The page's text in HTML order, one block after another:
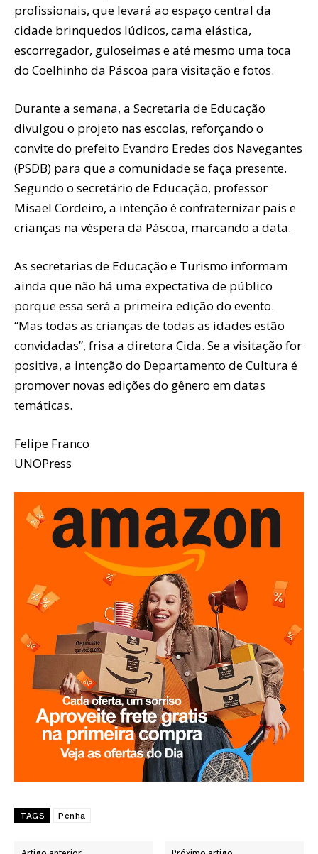
profissionais, que levará ao espaço central da
cidade brinquedos lúdicos, cama elástica,
escorregador, guloseimas e até mesmo uma toca
do Coelhinho da Páscoa para visitação e fotos.
Durante a semana, a Secretaria de Educação
divulgou o projeto nas escolas, reforçando o
convite do prefeito Evandro Eredes dos Navegantes
(PSDB) para que a comunidade se faça presente.
Segundo o secretário de Educação, professor
Misael Cordeiro, a intenção é confraternizar pais e
crianças na véspera da Páscoa, marcando a data.
As secretarias de Educação e Turismo informam
ainda que não há uma expectativa de público
porque essa será a primeira edição do evento.
“Mas todas as crianças de todas as idades estão
convidadas”, frisa a diretora Cida. Se a visitação for
positiva, a intenção do Departamento de Cultura é
promover novas edições do gênero em datas
temáticas.
Felipe Franco
UNOPress
TAGS Penha